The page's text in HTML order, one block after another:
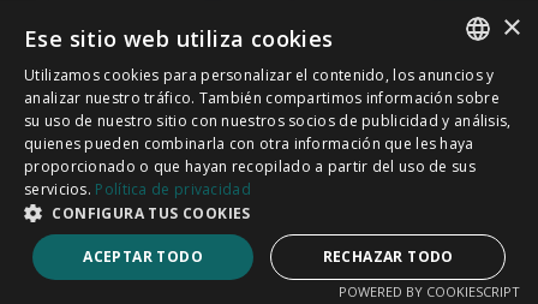
Proyecto DiVES: Monitorización de
presión en planta envasadora de
agua
01/03/2024
SPANISH
CATALÀ
×
Ese sitio web utiliza cookies
Utilizamos cookies para personalizar el contenido, los anuncios y
analizar nuestro tráfico. También compartimos información sobre
su uso de nuestro sitio con nuestros socios de publicidad y análisis,
quienes pueden combinarla con otra información que les haya
proporcionado o que hayan recopilado a partir del uso de sus
servicios. Política de privacidad
CONFIGURA TUS COOKIES
ACEPTAR TODO RECHAZAR TODO
POWERED BY COOKIESCRIPT